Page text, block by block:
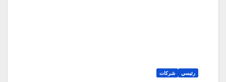
رئيسي شركات